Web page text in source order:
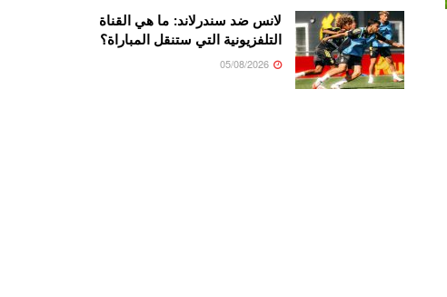
لانس ضد سندرلاند: ما هي القناة
التلفزيونية التي ستنقل المباراة؟